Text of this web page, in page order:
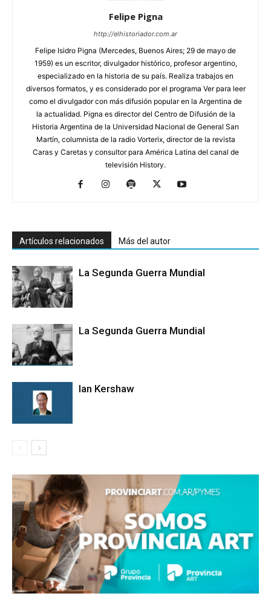
Felipe Pigna
http://elhistoriador.com.ar
Felipe Isidro Pigna (Mercedes, Buenos Aires; 29 de mayo de
1959) es un escritor, divulgador histórico, profesor argentino,
especializado en la historia de su país. Realiza trabajos en
diversos formatos, y es considerado por el programa Ver para leer
como el divulgador con más difusión popular en la Argentina de
la actualidad. Pigna es director del Centro de Difusión de la
Historia Argentina de la Universidad Nacional de General San
Martín, columnista de la radio Vorterix, director de la revista
Caras y Caretas y consultor para América Latina del canal de
televisión History.
Artículos relacionados Más del autor
La Segunda Guerra Mundial
La Segunda Guerra Mundial
Ian Kershaw